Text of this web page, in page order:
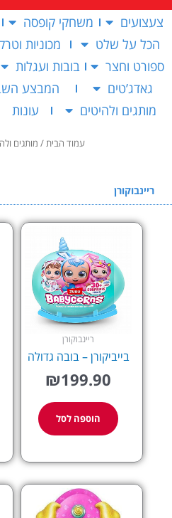
צעצועים משחקי קופסה
הכל על שלט
מכוניות
ספורט וחצר
בובות ועגלות
גאדג’טים
המבצע
מותגים ולהיטים
עונות
עמוד הבית/ מותגים
ריינבוקורן
ריינבוקורן
בייביקורן – בובה גדולה
₪199.90
הוספה לסל